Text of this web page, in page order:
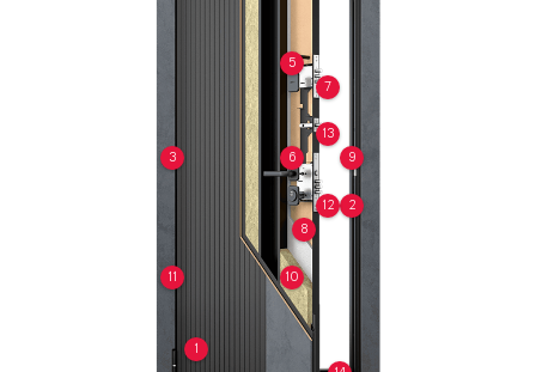
1
2
3
5
6
7
8
9
10
11
12
13